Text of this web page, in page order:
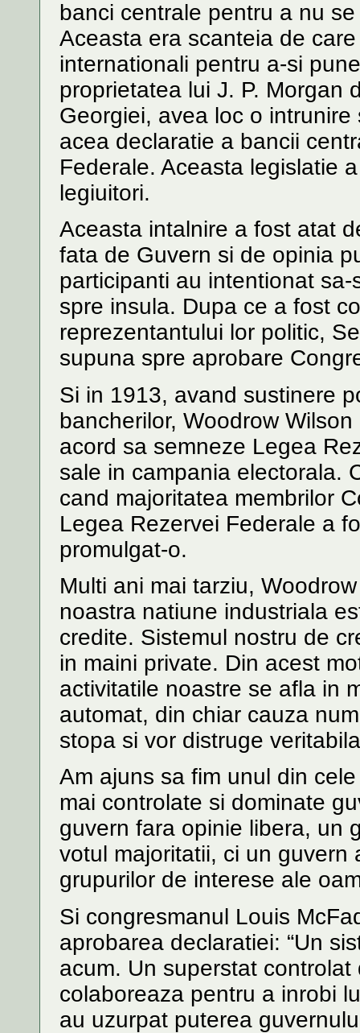
banci centrale pentru a nu
Aceasta era scanteia de
internationali pentru a-si
proprietatea lui J. P. Morgan
Georgiei, avea loc o
acea declaratie a bancii
Federale. Aceasta legislatie
legiuitori.
Aceasta intalnire a fost atat
fata de Guvern si de opinia
participanti au intentionat
spre insula. Dupa ce a fost
reprezentantului lor politic,
supuna spre aprobare
Si in 1913, avand sustinere
bancherilor, Woodrow
acord sa semneze Legea
sale in campania electorala.
cand majoritatea membrilor
Legea Rezervei Federale a
promulgat-o.
Multi ani mai tarziu,
noastra natiune industriala
credite. Sistemul nostru de
in maini private. Din acest
activitatile noastre se afla in
automat, din chiar cauza
stopa si vor distruge
Am ajuns sa fim unul din
mai controlate si dominate
guvern fara opinie libera, un
votul majoritatii, ci un guvern
grupurilor de interese ale
Si congresmanul Louis
aprobarea declaratiei: “Un
acum. Un superstat
colaboreaza pentru a inrobi
au uzurpat puterea